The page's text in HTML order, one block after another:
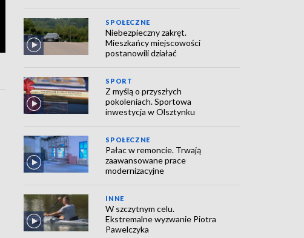
SPOŁECZNE
Niebezpieczny zakręt.
Mieszkańcy miejscowości
postanowili działać
SPORT
Z myślą o przyszłych
pokoleniach. Sportowa
inwestycja w Olsztynku
SPOŁECZNE
Pałac w remoncie. Trwają
zaawansowane prace
modernizacyjne
INNE
W szczytnym celu.
Ekstremalne wyzwanie Piotra
Pawelczyka